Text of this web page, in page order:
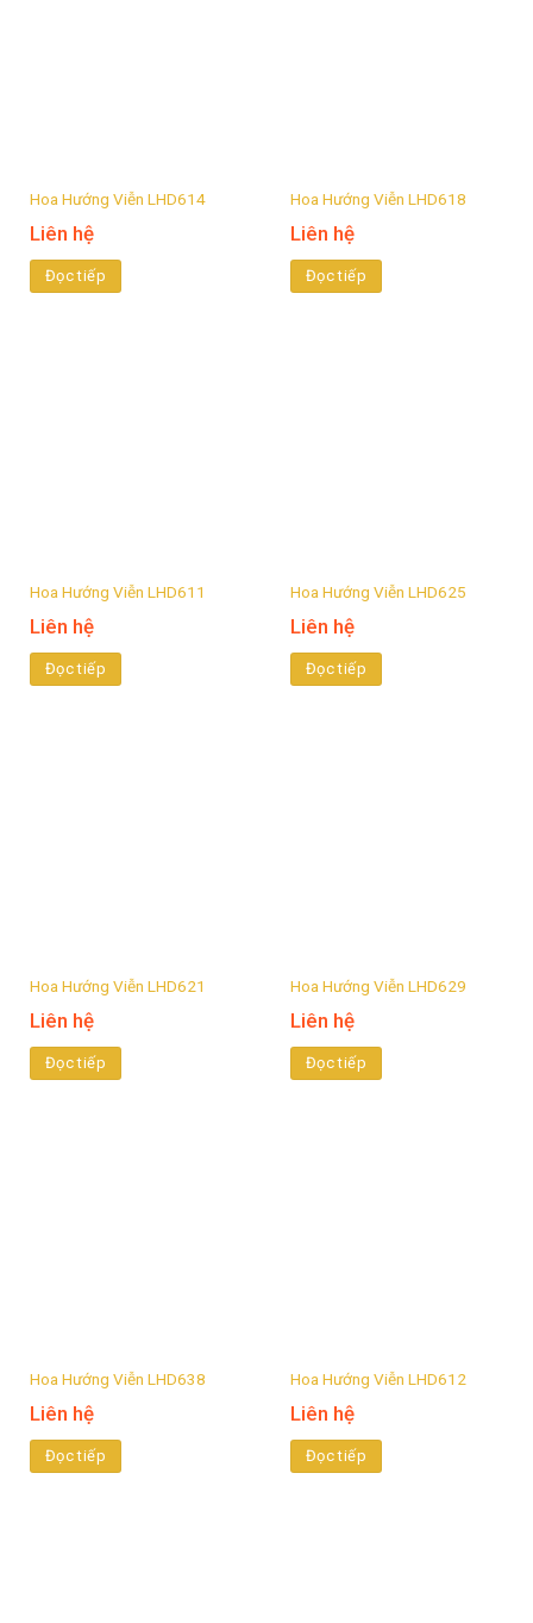
Hoa Hướng Viễn LHD614
Liên hệ
Đọc tiếp
Hoa Hướng Viễn LHD618
Liên hệ
Đọc tiếp
Hoa Hướng Viễn LHD611
Liên hệ
Đọc tiếp
Hoa Hướng Viễn LHD625
Liên hệ
Đọc tiếp
Hoa Hướng Viễn LHD621
Liên hệ
Đọc tiếp
Hoa Hướng Viễn LHD629
Liên hệ
Đọc tiếp
Hoa Hướng Viễn LHD638
Liên hệ
Đọc tiếp
Hoa Hướng Viễn LHD612
Liên hệ
Đọc tiếp